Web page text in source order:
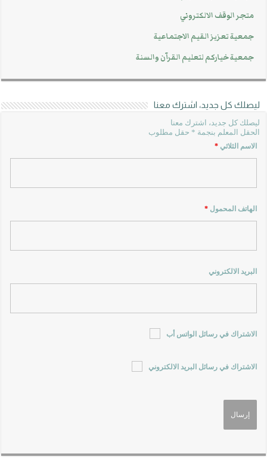
متجر الوقف الالكتروني
جمعية تعزيز القيم الاجتماعية
جمعية خياركم لتعليم القرآن والسنة
ليصلك كل جديد، اشترك معنا
ليصلك كل جديد، اشترك معنا
الحقل المعلم بنجمة * حقل مطلوب
الاسم الثلاثي*
الهاتف المحمول*
البريد الالكتروني
الاشتراك في رسائل الواتس أب
الاشتراك في رسائل البريد الالكتروني